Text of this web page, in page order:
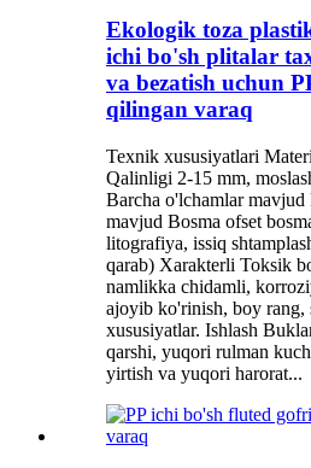
Ekologik toza
ichi bo'sh plitalar
va bezatish uchun
qilingan varaq
Texnik xususiyatlari
Qalinligi 2-15 mm,
Barcha o'lchamlar mavjud
mavjud Bosma ofset
litografiya, issiq
qarab) Xarakterli Toksik
namlikka chidamli,
ajoyib ko'rinish, boy rang,
xususiyatlar. Ishlash
qarshi, yuqori rulman
yirtish va yuqori harorat...